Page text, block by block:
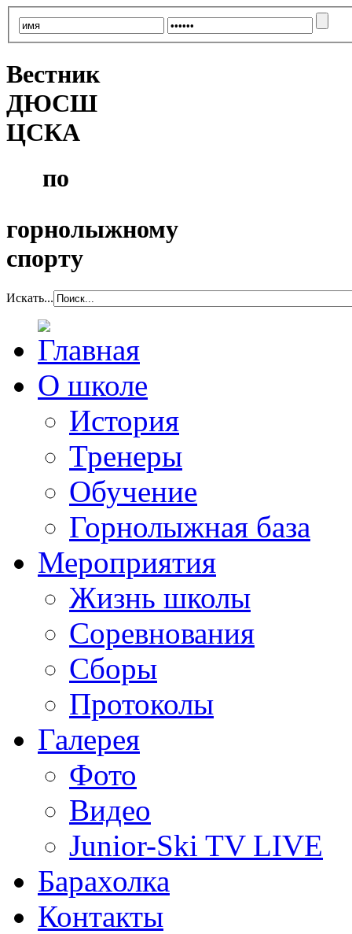
Вестник
ДЮСШ
ЦСКА
по
горнолыжному
спорту
Искать...
О школе
История
Тренеры
Обучение
Горнолыжная база
Мероприятия
Жизнь школы
Соревнования
Сборы
Протоколы
Галерея
Фото
Видео
Junior-Ski TV LIVE
Барахолка
Контакты